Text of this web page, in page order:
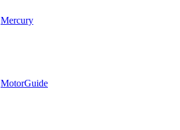
Mercury
MotorGuide